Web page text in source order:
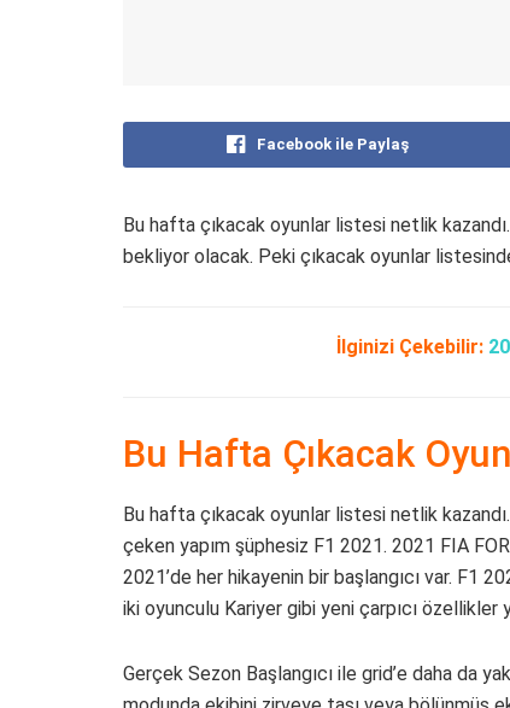
Facebook ile Paylaş
Bu hafta çıkacak oyunlar listesi netlik
bekliyor olacak. Peki çıkacak oyunlar
İlginizi Çekebilir:
Bu Hafta Çıkacak
Bu hafta çıkacak oyunlar listesi netlik
çeken yapım şüphesiz F1 2021. 2021 FIA
2021’de her hikayenin bir başlangıcı var. F1
iki oyunculu Kariyer gibi yeni çarpıcı özellikler
Gerçek Sezon Başlangıcı ile grid’e daha da